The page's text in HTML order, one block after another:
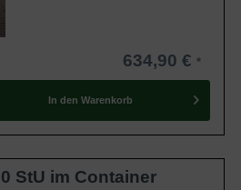
634,90 €
In den Warenkorb
StU im Container